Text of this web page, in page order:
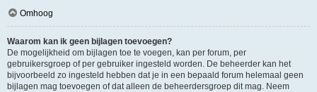
Omhoog
Waarom kan ik geen bijlagen toevoegen?
De mogelijkheid om bijlagen toe te voegen, kan per forum, per
gebruikersgroep of per gebruiker ingesteld worden. De beheerder kan het
bijvoorbeeld zo ingesteld hebben dat je in een bepaald forum helemaal geen
bijlagen mag toevoegen of dat alleen de beheerdersgroep dit mag. Neem